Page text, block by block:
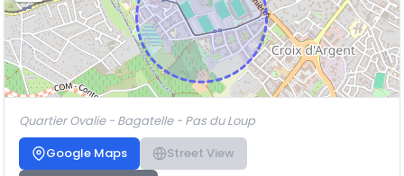
Quartier Ovalie - Bagatelle - Pas du Loup
Google Maps
Street View